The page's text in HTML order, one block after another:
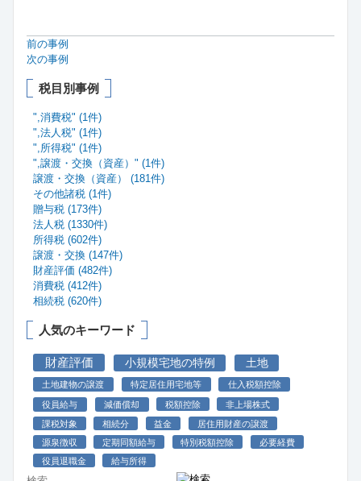
前の事例
次の事例
税目別事例
",消費税" (1件)
",法人税" (1件)
",所得税" (1件)
",譲渡・交換（資産）" (1件)
譲渡・交換（資産） (181件)
その他諸税 (1件)
贈与税 (173件)
法人税 (1330件)
所得税 (602件)
譲渡・交換 (147件)
財産評価 (482件)
消費税 (412件)
相続税 (620件)
人気のキーワード
財産評価 小規模宅地の特例 土地
土地建物の譲渡 特定居住用宅地等 仕入税額控除
役員給与 減価償却 税額控除
非上場株式
課税対象
相続分 益金
居住用財産の譲渡
源泉徴収
定期同額給与 特別税額控除
必要経費
役員退職金
給与所得